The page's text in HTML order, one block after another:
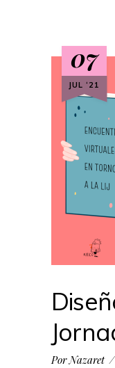
07
JUL ‘21
Por Nazaret